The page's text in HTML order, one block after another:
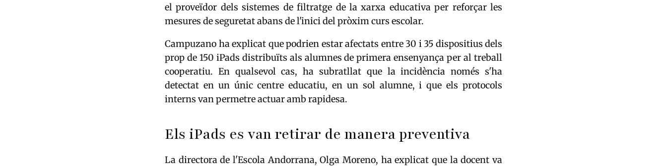
el proveïdor dels sistemes de filtratge de la xarxa educativa per reforçar les
mesures de seguretat abans de l'inici del pròxim curs escolar.
Campuzano ha explicat que podrien estar afectats entre 30 i 35 dispositius dels
prop de 150 iPads distribuïts als alumnes de primera ensenyança per al treball
cooperatiu. En qualsevol cas, ha subratllat que la incidència només s'ha
detectat en un únic centre educatiu, en un sol alumne, i que els protocols
interns van permetre actuar amb rapidesa.
Els iPads es van retirar de manera preventiva
La directora de l'Escola Andorrana, Olga Moreno, ha explicat que la docent va